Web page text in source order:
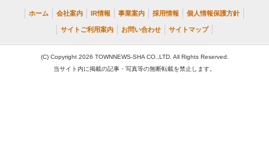
ホーム 会社案内 IR情報 事業案内 採用情報 個人情報保護方針
サイトご利用案内 お問い合わせ サイトマップ
(C) Copyright 2026 TOWNNEWS-SHA CO.,LTD. All Rights Reserved.
当サイト内に掲載の記事・写真等の無断転載を禁止します。